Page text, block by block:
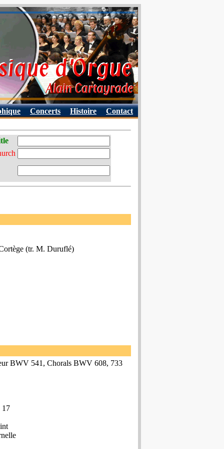
Concerts Histoire Contact
(tr. M. Duruflé)
BWV 541, Chorals BWV 608, 733
17